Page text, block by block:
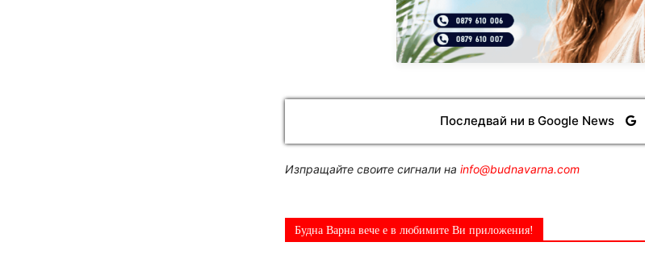
Последвай ни в Google News
Изпращайте своите сигнали на info@budnavarna.com
Будна Варна вече е в любимите Ви приложения!